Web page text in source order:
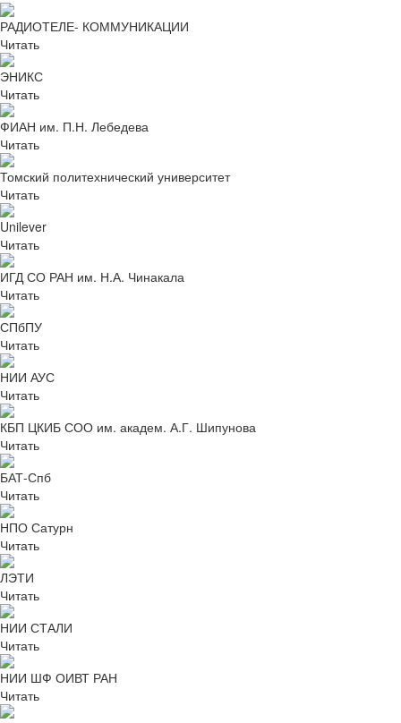
РАДИОТЕЛЕ- КОММУНИКАЦИИ
Читать
ЭНИКС
Читать
ФИАН им. П.Н. Лебедева
Читать
Томский политехнический университет
Читать
Unilever
Читать
ИГД СО РАН им. Н.А. Чинакала
Читать
СПбПУ
Читать
НИИ АУС
Читать
КБП ЦКИБ СОО им. академ. А.Г. Шипунова
Читать
БАТ-Спб
Читать
НПО Сатурн
Читать
ЛЭТИ
Читать
НИИ СТАЛИ
Читать
НИИ ШФ ОИВТ РАН
Читать